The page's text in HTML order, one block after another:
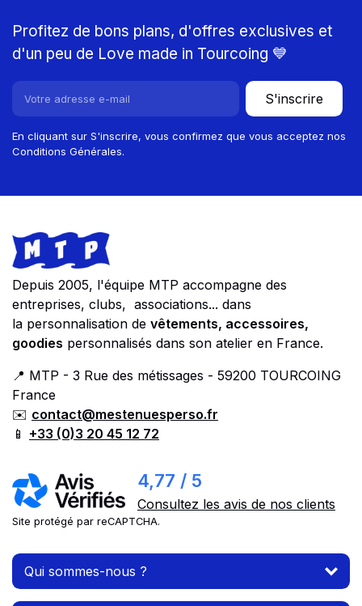
Profitez de bons plans, d'offres exclusives et
d'un peu de Love made in Tourcoing 💙
S'inscrire
En cliquant sur S'inscrire, vous confirmez que vous acceptez nos
Conditions Générales.
Footer
Store information
Depuis 2005, l'équipe MTP accompagne des
entreprises, clubs, associations... dans
la personnalisation de vêtements, accessoires,
goodies personnalisés dans son atelier en France.
📍 MTP - 3 Rue des métissages - 59200 TOURCOING
France
✉️ contact@mestenuesperso.fr
📱 +33 (0)3 20 45 12 72
4,77 / 5
Consultez les avis de nos clients
Site protégé par reCAPTCHA.
Qui sommes-nous ?